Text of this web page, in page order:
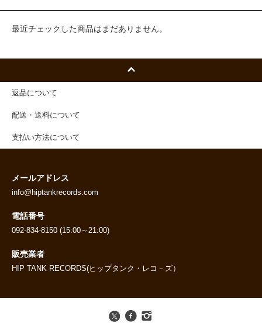
最近チェックした商品はまだありません。
返品について
配送・送料について
支払い方法について
メールアドレス
info@hiptankrecords.com
電話番号
092-834-8150 (15:00～21:00)
販売業者
HIP TANK RECORDS(ヒップタンク・レコ－ズ）